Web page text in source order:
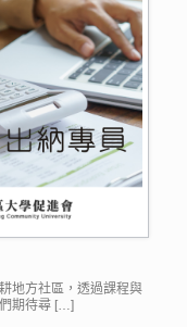
地方社區，透過課程與
期待尋 […]